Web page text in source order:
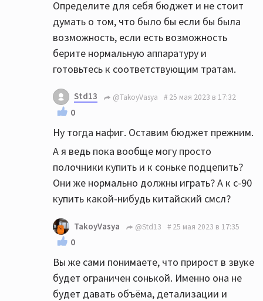
Определите для себя бюджет и не стоит
думать о том, что было бы если бы была
возможность, если есть возможность
берите нормальную аппаратуру и
готовьтесь к соответствующим тратам.
Std13 @TakoyVasya 25 мая 2023 в 17:32
0
Ну тогда нафиг. Оставим бюджет прежним.
А я ведь пока вообще могу просто
полочники купить и к соньке подцепить?
Они же нормально должны играть? А к с-90
купить какой-нибудь китайский смсл?
TakoyVasya @Std13 25 мая 2023 в 17:35
0
Вы же сами понимаете, что прирост в звуке
будет ограничен сонькой. Именно она не
будет давать объёма, детализации и